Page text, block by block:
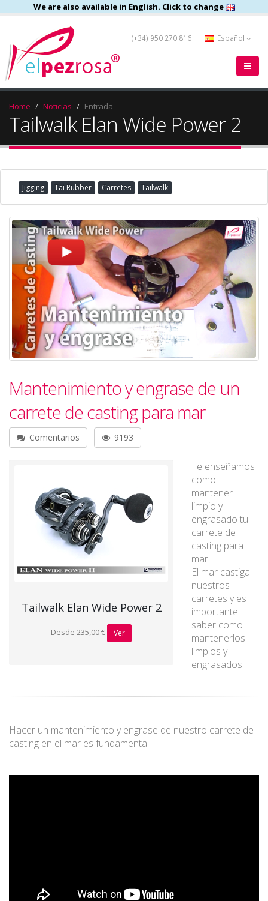
We are also available in English. Click to change
(+34) 950 270 816 Español
Home Noticias Entrada
Tailwalk Elan Wide Power 2
Jigging Tai Rubber Carretes Tailwalk
Mantenimiento y engrase de un
carrete de casting para mar
Comentarios 9193
Tailwalk Elan Wide Power 2
Desde 235,00 € Ver
Te enseñamos
como
mantener
limpio y
engrasado tu
carrete de
casting para
mar.
El mar castiga
nuestros
carretes y es
importante
saber como
mantenerlos
limpios y
engrasados.
Hacer un mantenimiento y engrase de nuestro carrete de
casting en el mar es fundamental.